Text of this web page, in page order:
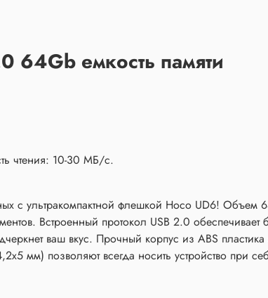
64Gb емкость памяти
чтения: 10-30 МБ/с.
с ультракомпактной флешкой Hoco UD6! Объем
Встроенный протокол USB 2.0 обеспечивает
ваш вкус. Прочный корпус из ABS
мм) позволяют всегда носить устройство при